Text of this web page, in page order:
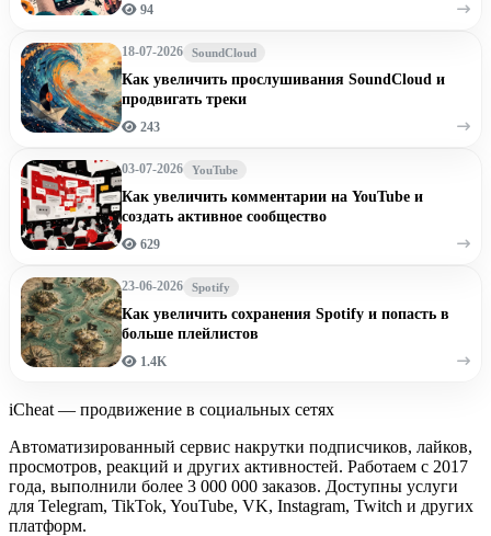
94
18-07-2026 SoundCloud
Как увеличить прослушивания SoundCloud и
продвигать треки
243
03-07-2026 YouTube
Как увеличить комментарии на YouTube и
создать активное сообщество
629
23-06-2026 Spotify
Как увеличить сохранения Spotify и попасть в
больше плейлистов
1.4K
iCheat — продвижение в социальных сетях
Автоматизированный сервис накрутки подписчиков, лайков,
просмотров, реакций и других активностей. Работаем с 2017
года, выполнили более 3 000 000 заказов. Доступны услуги
для Telegram, TikTok, YouTube, VK, Instagram, Twitch и других
платформ.